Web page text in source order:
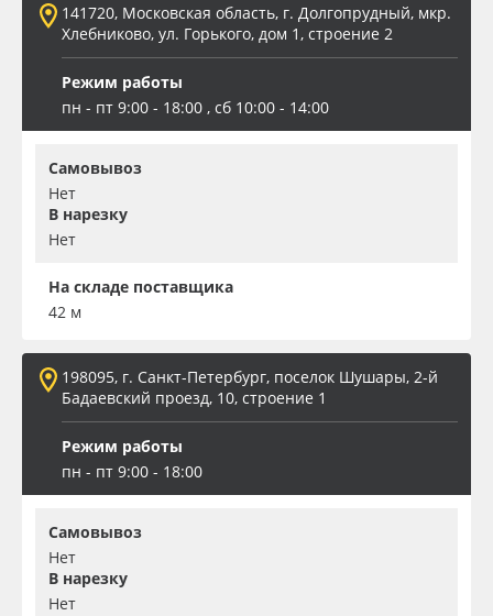
Oracal 641
Orajet 3640
ПЭТ листовой
Вспененный ПВХ
Баннер
141720, Московская область, г. Долгопрудный, мкр.
Хлебниково, ул. Горького, дом 1, строение 2
Режим работы
пн - пт 9:00 - 18:00 , сб 10:00 - 14:00
Самовывоз
Нет
В нарезку
Нет
На складе поставщика
42 м
198095, г. Санкт-Петербург, поселок Шушары, 2-й
Бадаевский проезд, 10, строение 1
Режим работы
пн - пт 9:00 - 18:00
Самовывоз
Нет
В нарезку
Нет